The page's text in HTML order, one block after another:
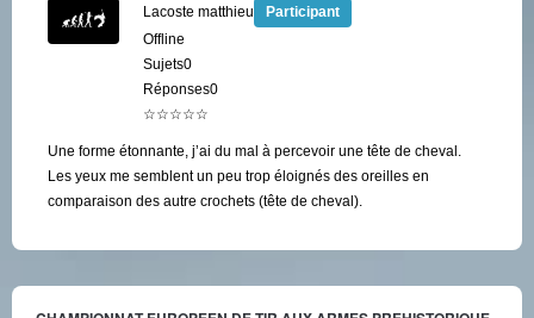
Lacoste matthieu
Participant
Offline
Sujets0
Réponses0
☆☆☆☆☆
Une forme étonnante, j’ai du mal à percevoir une tête de cheval.
Les yeux me semblent un peu trop éloignés des oreilles en
comparaison des autre crochets (tête de cheval).